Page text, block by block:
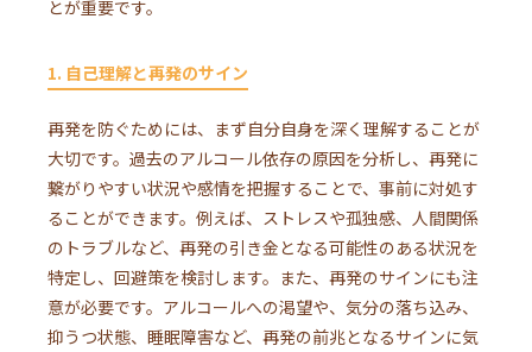
とが重要です。
1. 自己理解と再発のサイン
再発を防ぐためには、まず自分自身を深く理解することが
大切です。過去のアルコール依存の原因を分析し、再発に
繋がりやすい状況や感情を把握することで、事前に対処す
ることができます。例えば、ストレスや孤独感、人間関係
のトラブルなど、再発の引き金となる可能性のある状況を
特定し、回避策を検討します。また、再発のサインにも注
意が必要です。アルコールへの渇望や、気分の落ち込み、
抑うつ状態、睡眠障害など、再発の前兆となるサインに気